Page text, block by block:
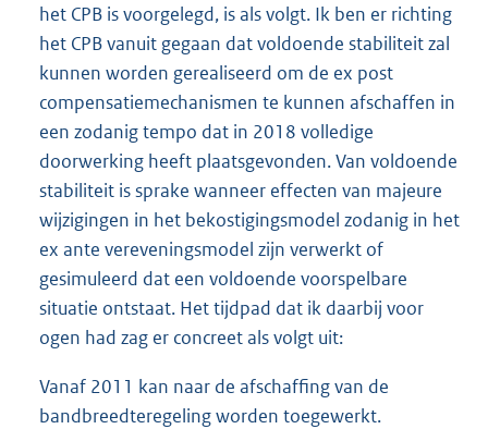
het CPB is voorgelegd, is als volgt. Ik ben er richting
het CPB vanuit gegaan dat voldoende stabiliteit zal
kunnen worden gerealiseerd om de ex post
compensatiemechanismen te kunnen afschaffen in
een zodanig tempo dat in 2018 volledige
doorwerking heeft plaatsgevonden. Van voldoende
stabiliteit is sprake wanneer effecten van majeure
wijzigingen in het bekostigingsmodel zodanig in het
ex ante vereveningsmodel zijn verwerkt of
gesimuleerd dat een voldoende voorspelbare
situatie ontstaat. Het tijdpad dat ik daarbij voor
ogen had zag er concreet als volgt uit:
Vanaf 2011 kan naar de afschaffing van de
bandbreedteregeling worden toegewerkt.